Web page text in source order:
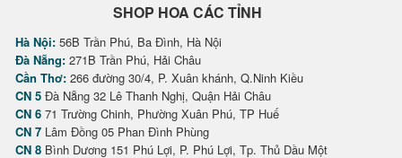
SHOP HOA CÁC TỈNH
Hà Nội: 56B Trần Phú, Ba Đình, Hà Nội
Đà Nẵng: 271B Trần Phú, Hải Châu
Cần Thơ: 266 đường 30/4, P. Xuân khánh, Q.Ninh Kiều
CN 5 Đà Nẵng 32 Lê Thanh Nghị, Quận Hải Châu
CN 6 71 Trường Chinh, Phường Xuân Phú, TP Huế
CN 7 Lâm Đồng 05 Phan Đình Phùng
CN 8 Bình Dương 151 Phú Lợi, P. Phú Lợi, Tp. Thủ Dầu Một